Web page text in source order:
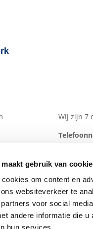
gebruik van
om content en
websiteverkeer te
voor social
andere informatie die
bekijken
Wij zijn 7